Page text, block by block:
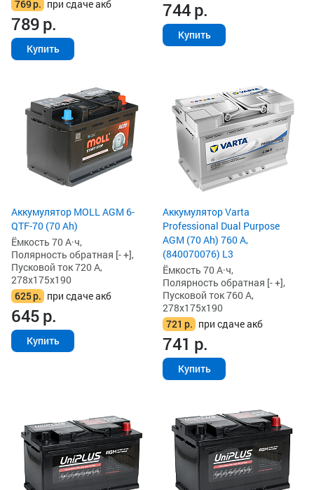
769р. при сдаче акб
789р.
Купить
744р.
Купить
Аккумулятор MOLL AGM 6-
QTF-70 (70 Ah)
Ёмкость 70 А·ч,
Полярность обратная [- +],
Пусковой ток 720 А,
278x175x190
625р. при сдаче акб
645р.
Купить
Аккумулятор Varta
Professional Dual Purpose
AGM (70 Ah) 760 А,
(840070076) L3
Ёмкость 70 А·ч,
Полярность обратная [- +],
Пусковой ток 760 А,
278x175x190
721 р. при сдаче акб
741 р.
Купить